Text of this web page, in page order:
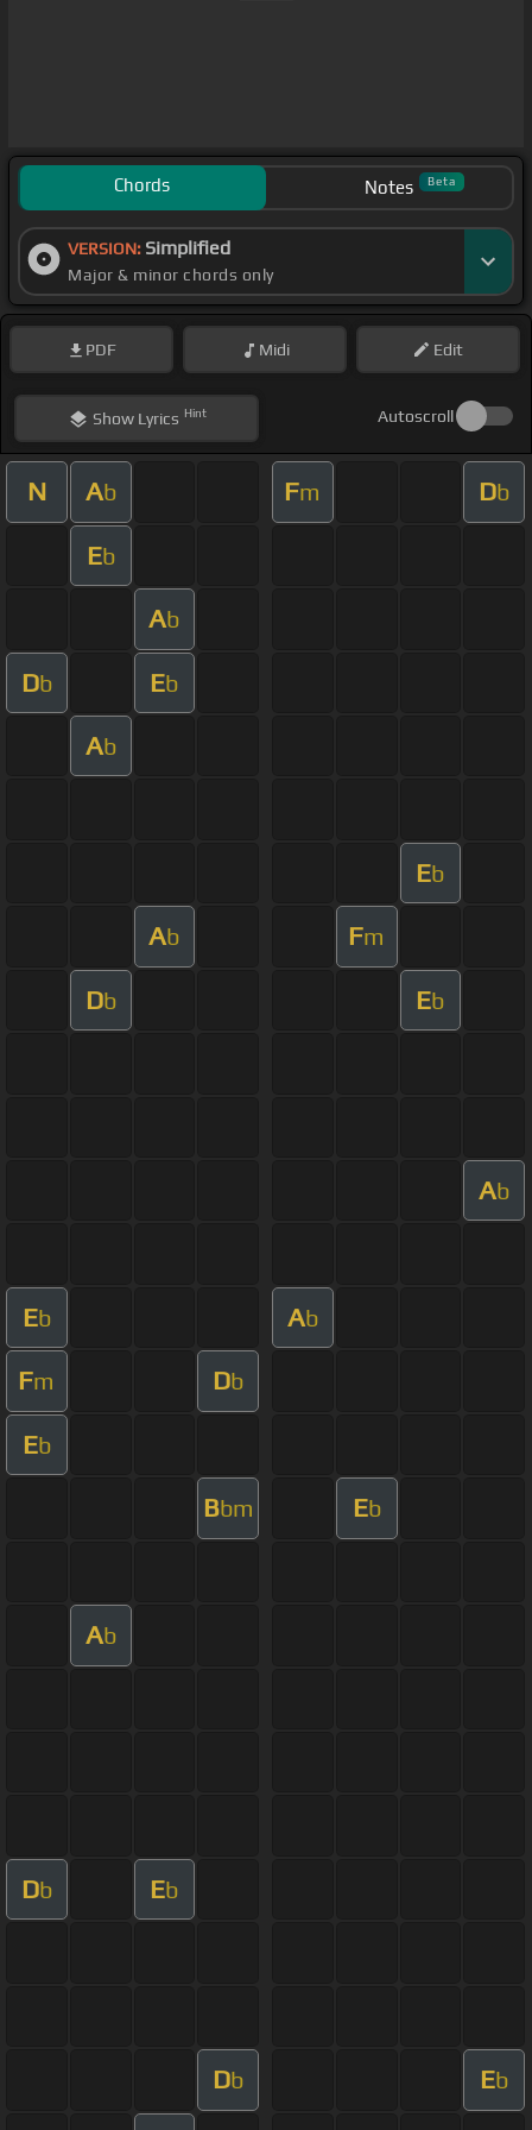
Chords Notes Beta
VERSION: Simplified
Major & minor chords only
PDF Midi Edit
ShowLyrics Hint Autoscroll
N Ab Fm Db
Eb
Ab
Db Eb
Ab
Eb
Ab Fm
Db Eb
Ab
Eb Ab
Fm Db
Eb
Bbm Eb
Ab
Db Eb
Db Eb